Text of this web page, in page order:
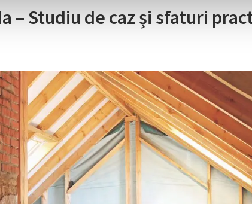
– Studiu de caz și sfaturi